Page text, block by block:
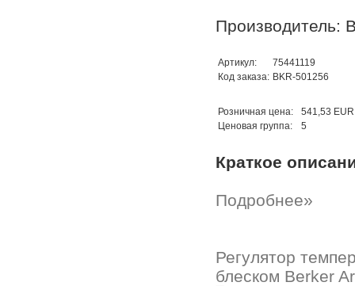
Производитель:
Артикул:
75441119
Код заказа: BKR-501256
Розничная цена:
541,53 EUR
Ценовая группа:
5
Краткое
Подробнее»
Регулятор
блеском Berker